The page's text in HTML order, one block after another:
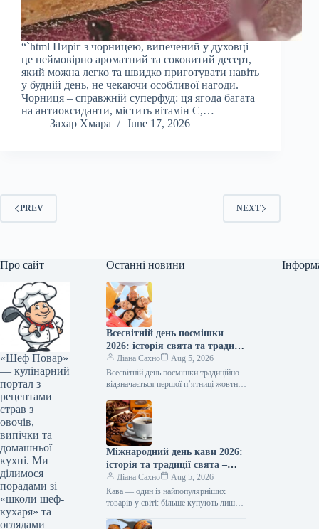
“`html Пиріг з чорницею, випечений у духовці –
це неймовірно ароматний та соковитий десерт,
який можна легко та швидко приготувати навіть
у будній день, не чекаючи особливої нагоди.
Чорниця – справжній суперфуд: ця ягода багата
на антиоксиданти, містить вітамін С,…
Захар Хмара
June 17, 2026
PREV NEXT
Про сайт
«Шеф Повар»
— кулінарний
портал з
рецептами
страв з
овочів,
випічки та
домашньої
кухні. Ми
ділимося
порадами зі
«школи шеф-
кухаря» та
оглядами
Останні новини
Всесвітній день посмішки
2026: історія свята та традиції
святкування
Діана Сахно
Aug 5, 2026
Всесвітній день посмішки традиційно
відзначається першої п’ятниці жовтня.
цього свята та його особливості.
Всесвітній день доброти…
Міжнародний день кави 2026:
історія та традиції свята –
читайте на Gastronom.ru
Діана Сахно
Aug 5, 2026
Кава — один із найпопулярніших
товарів у світі: більше купують лише
напою було…